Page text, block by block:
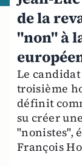
de la
"non" à
Le
troisième
définit
su créer
"nonistes",
François